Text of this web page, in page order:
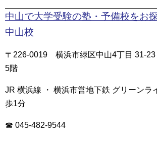
中山で大学受験の塾・予備校をお
中山校
〒226-0019 横浜市緑区中山4丁目 31-
5階
JR 横浜線 ・ 横浜市営地下鉄 グリーン
歩1分
☎ 045-482-9544